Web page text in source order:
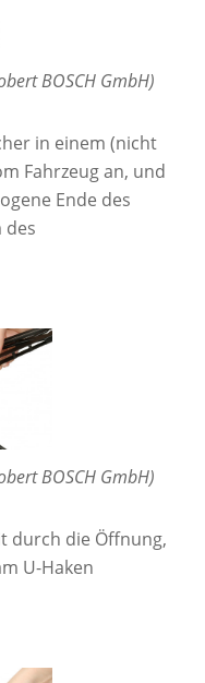
BOSCH GmbH)
in einem (nicht
Fahrzeug an, und
Ende des
des
BOSCH GmbH)
durch die Öffnung,
U-Haken